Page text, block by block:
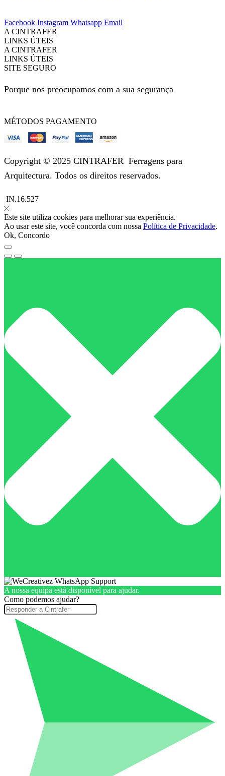
Facebook Instagram Whatsapp Email
A CINTRAFER
LINKS ÚTEIS
A CINTRAFER
LINKS ÚTEIS
SITE SEGURO
Porque nos preocupamos com a sua segurança
MÉTODOS PAGAMENTO
Copyright © 2025 CINTRAFER Ferragens para
Arquitectura. Todos os direitos reservados.
IN.16.527
Este site utiliza cookies para melhorar sua experiência.
Ao usar este site, você concorda com nossa Política de Privacidade.
Ok, Concordo
A nossa equipa está disponível para ajudar.
Como podemos ajudar?